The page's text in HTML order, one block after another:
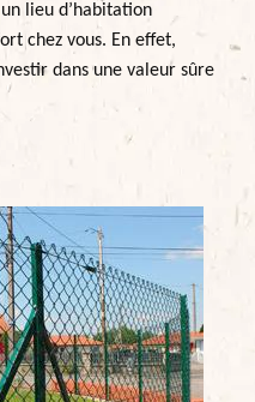
lieu d’habitation
chez vous. En effet,
dans une valeur sûre